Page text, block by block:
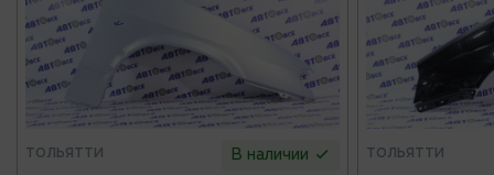
ТОЛЬЯТТИ В наличии ТОЛЬЯТТИ